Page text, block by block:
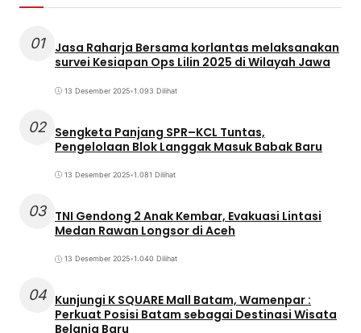
01
Jasa Raharja Bersama korlantas melaksanakan
survei Kesiapan Ops Lilin 2025 di Wilayah Jawa
13 Desember 2025•1.093 Dilihat
02 Sengketa Panjang SPR–KCL Tuntas,
Pengelolaan Blok Langgak Masuk Babak Baru
13 Desember 2025•1.081 Dilihat
03 TNI Gendong 2 Anak Kembar, Evakuasi Lintasi
Medan Rawan Longsor di Aceh
13 Desember 2025•1.040 Dilihat
04 Kunjungi K SQUARE Mall Batam, Wamenpar :
Perkuat Posisi Batam sebagai Destinasi Wisata
Belanja Baru